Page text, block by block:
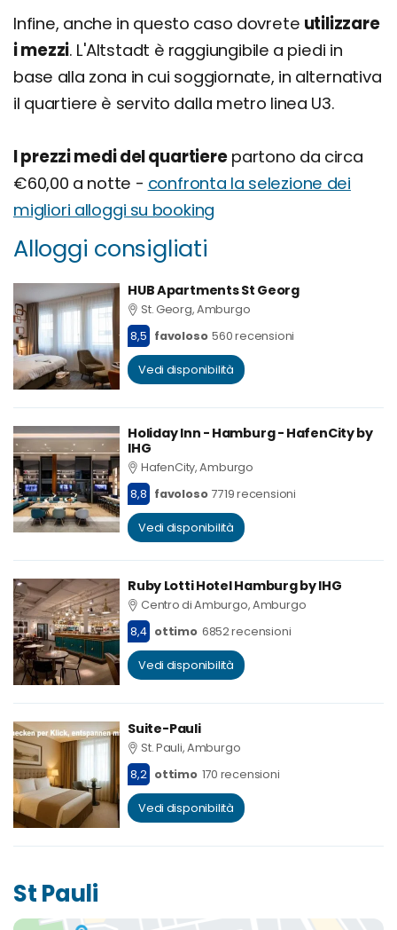
Infine, anche in questo caso dovrete utilizzare
i mezzi. L'Altstadt è raggiungibile a piedi in
base alla zona in cui soggiornate, in alternativa
il quartiere è servito dalla metro linea U3.
I prezzi medi del quartierepartono da circa
€60,00 a notte - confronta la selezione dei
migliori alloggi su booking
Alloggi consigliati
HUB Apartments St Georg
St. Georg, Amburgo
8,5 favoloso 560 recensioni
Vedi disponibilità
Holiday Inn - Hamburg - HafenCity by
IHG
HafenCity, Amburgo
8,8 favoloso 7719 recensioni
Vedi disponibilità
Ruby Lotti Hotel Hamburg by IHG
Centro di Amburgo, Amburgo
8,4 ottimo 6852 recensioni
Vedi disponibilità
Suite-Pauli
St. Pauli, Amburgo
8,2 ottimo 170 recensioni
Vedi disponibilità
St Pauli